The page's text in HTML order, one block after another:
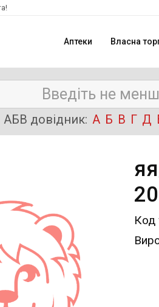
Аптеки Власна
АБВ довідник: А Б В Г Д
Код